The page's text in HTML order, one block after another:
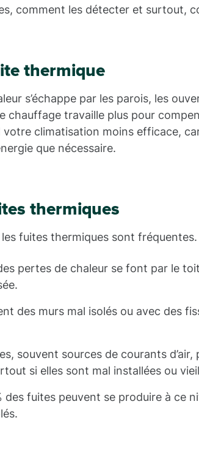
comment les détecter et surtout,
thermique
s’échappe par les parois, les
chauffage travaille plus pour
climatisation moins efficace,
que nécessaire.
thermiques
fuites thermiques sont
pertes de chaleur se font par le
des murs mal isolés ou avec des
souvent sources de courants
si elles sont mal installées ou
des fuites peuvent se produire à ce